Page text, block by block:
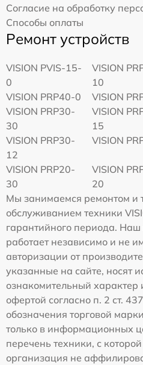
Согласие на обработку
Способы оплаты
Ремонт устройств
VISION PVIS-15-
0
VISION
10
VISION PRP40-0
VISION
VISION PRP30-
30
VISION
15
VISION PRP30-
12
VISION
VISION PRP20-
30
VISION
20
Мы занимаемся ремонтом и
обслуживанием техники
гарантийного периода.
работает независимо и не
авторизации от
указанные на сайте, носят
ознакомительный характер
офертой согласно п. 2 ст.
обозначения торговой
только в информационных
перечень техники, с
организация не